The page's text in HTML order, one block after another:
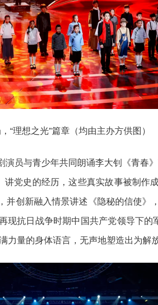
“理想之光”篇章（均由主办方供图）
员与青少年共同朗诵李大钊《青春
党史的经历，这些真实故事被制作
创新融入情景讲述《隐秘的信使》
现抗日战争时期中国共产党领导下的
量的身体语言，无声地塑造出为解